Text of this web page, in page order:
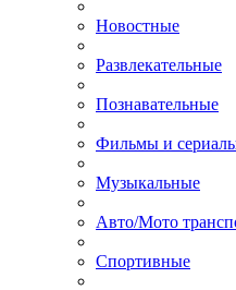
Новостные
Развлекательные
Познавательные
Фильмы и
Музыкальные
Авто/Мото
Спортивные